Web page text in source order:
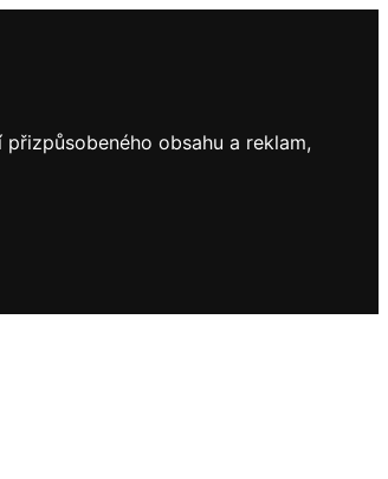
obsahu a reklam,